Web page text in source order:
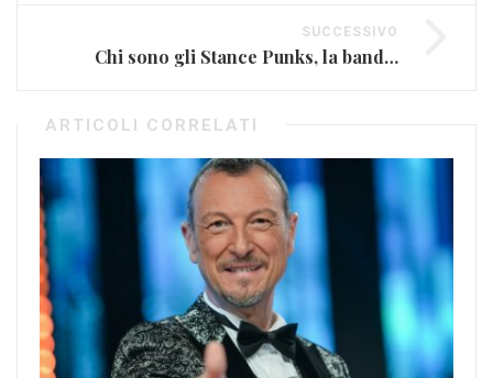
SUCCESSIVO
Chi sono gli Stance Punks, la band giapponese che dovresti ascoltare
ARTICOLI CORRELATI